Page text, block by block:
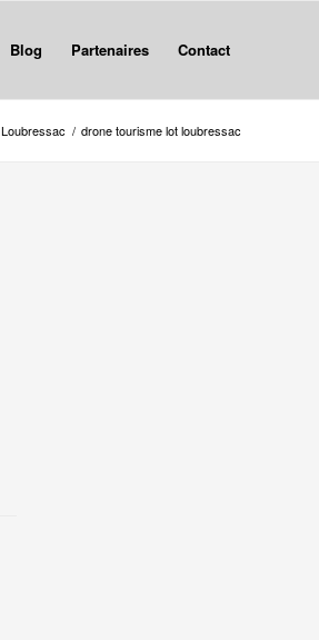
Blog Partenaires Contact
Loubressac / drone tourisme lot loubressac